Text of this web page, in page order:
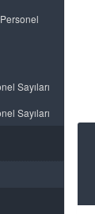
Sayıları
Sayıları